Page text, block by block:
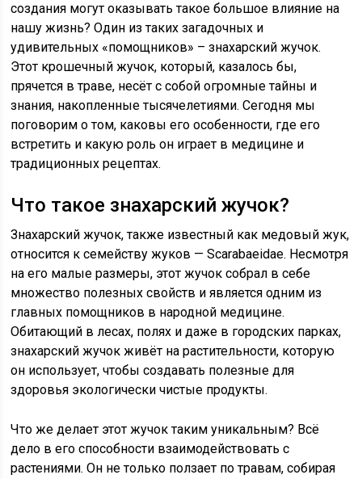
создания могут оказывать такое большое влияние на
нашу жизнь? Один из таких загадочных и
удивительных «помощников» – знахарский жучок.
Этот крошечный жучок, который, казалось бы,
прячется в траве, несёт с собой огромные тайны и
знания, накопленные тысячелетиями. Сегодня мы
поговорим о том, каковы его особенности, где его
встретить и какую роль он играет в медицине и
традиционных рецептах.
Что такое знахарский жучок?
Знахарский жучок, также известный как медовый жук,
относится к семейству жуков — Scarabaeidae. Несмотря
на его малые размеры, этот жучок собрал в себе
множество полезных свойств и является одним из
главных помощников в народной медицине.
Обитающий в лесах, полях и даже в городских парках,
знахарский жучок живёт на растительности, которую
он использует, чтобы создавать полезные для
здоровья экологически чистые продукты.
Что же делает этот жучок таким уникальным? Всё
дело в его способности взаимодействовать с
растениями. Он не только ползает по травам, собирая